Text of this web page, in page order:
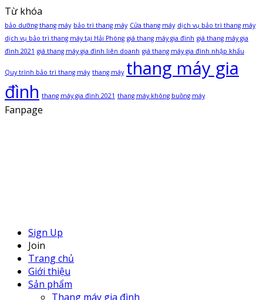
Từ khóa
bảo dưỡng thang máy bảo trì thang máy Cửa thang máy dịch vụ bảo trì thang máy
dịch vụ bảo trì thang máy tại Hải Phòng giá thang máy gia đình giá thang máy gia
đình 2021 giá thang máy gia đình liên doanh giá thang máy gia đình nhập khẩu
Quy trình bảo trì thang máy thang máy thang máy gia
đình thang máy gia đình 2021 thang máy không buồng máy
Fanpage
Sign Up
Join
Trang chủ
Giới thiệu
Sản phẩm
Thang máy gia đình